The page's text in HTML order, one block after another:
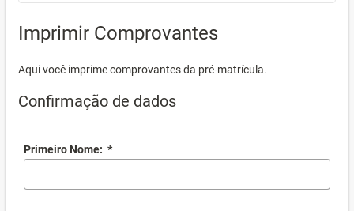
Imprimir Comprovantes
Aqui você imprime comprovantes da pré-matrícula.
Confirmação de dados
Primeiro Nome: *